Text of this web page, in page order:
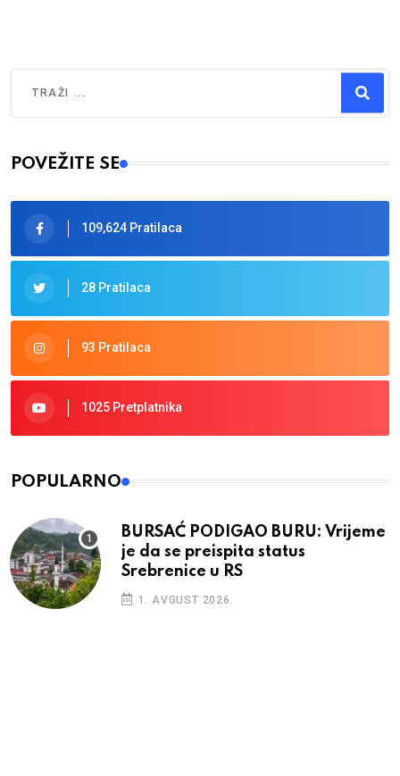
Type 2 or more characters for results.
POVEŽITE SE
109,624 Pratilaca
28 Pratilaca
93 Pratilaca
1025 Pretplatnika
POPULARNO
BURSAĆ PODIGAO BURU: Vrijeme
je da se preispita status
Srebrenice u RS
1. AVGUST 2026.